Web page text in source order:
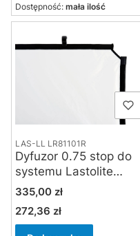
Dostępność: mała ilość
LAS-LL LR81101R
Dyfuzor 0.75 stop do
systemu Lastolite
Skylite Rapid 1.1 x 1.1 m
Cena
335,00 zł
Cena
272,36 zł